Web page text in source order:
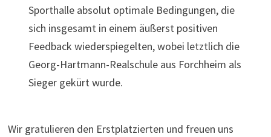
Sporthalle absolut optimale Bedingungen, die
sich insgesamt in einem äußerst positiven
Feedback wiederspiegelten, wobei letztlich die
Georg-Hartmann-Realschule aus Forchheim als
Sieger gekürt wurde.
Wir gratulieren den Erstplatzierten und freuen uns